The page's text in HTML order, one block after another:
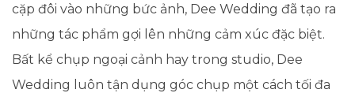
cặp đôi vào những bức ảnh, Dee Wedding đã tạo ra
những tác phẩm gợi lên những cảm xúc đặc biệt.
Bất kể chụp ngoại cảnh hay trong studio, Dee
Wedding luôn tận dụng góc chụp một cách tối đa